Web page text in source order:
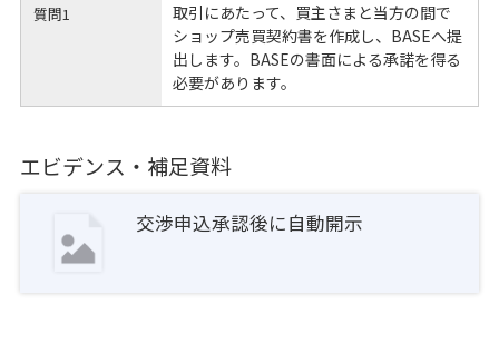
質問1
取引にあたって、買主さまと当方の間で
ショップ売買契約書を作成し、BASEへ提
出します。BASEの書面による承諾を得る
必要があります。
エビデンス・補足資料
交渉申込承認後に自動開示